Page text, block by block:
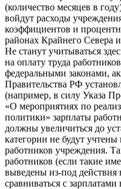
(количество месяцев в
войдут расходы
коэффициентов и
районах Крайнего Севера
Не станут учитываться
на оплату труда
федеральными законами,
Правительства РФ
(например, в силу Указа
«О мероприятиях по
политики» зарплаты
должны увеличиться до
категории не будут
работников учреждения.
работников (если такие
выведены из-под действия
сравниваться с зарплатами